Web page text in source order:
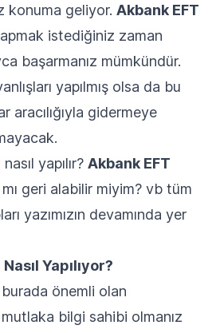
konuma geliyor. Akbank EFT
istediğiniz zaman
başarmanız mümkündür.
yapılmış olsa da bu
aracılığıyla gidermeye
nasıl yapılır? Akbank EFT
mı geri alabilir miyim? vb tüm
yazımızın devamında yer
Yapılıyor?
önemli olan
mutlaka bilgi sahibi olmanız